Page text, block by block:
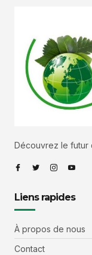
Découvrez le futur
Liens rapides
À propos de nous
Contact